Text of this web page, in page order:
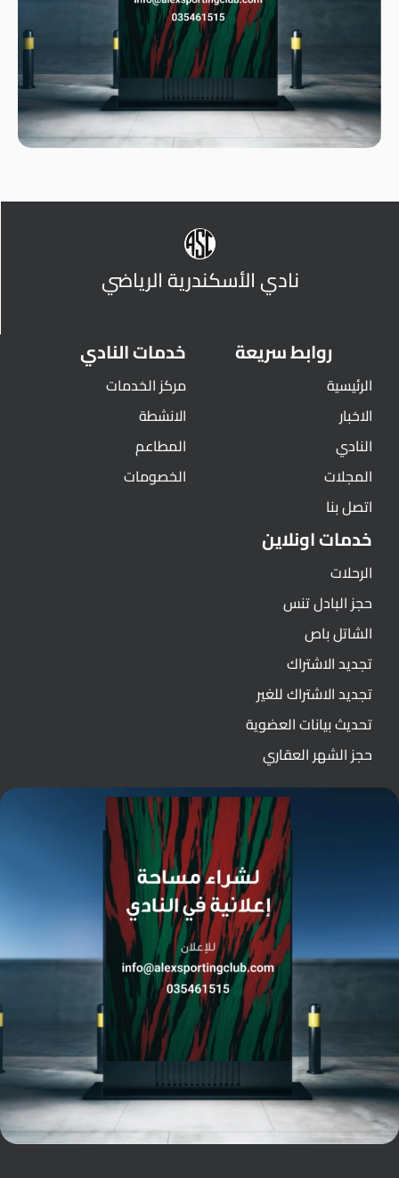
نادي الأسكندرية الرياضي
روابط سريعة
الرئيسية
الاخبار
النادي
المجلات
اتصل بنا
خدمات النادي
مركز الخدمات
الانشطة
المطاعم
الخصومات
خدمات اونلاين
الرحلات
حجز البادل تنس
الشاتل باص
تجديد الاشتراك
تجديد الاشتراك للغير
تحديث بيانات العضوية
حجز الشهر العقاري